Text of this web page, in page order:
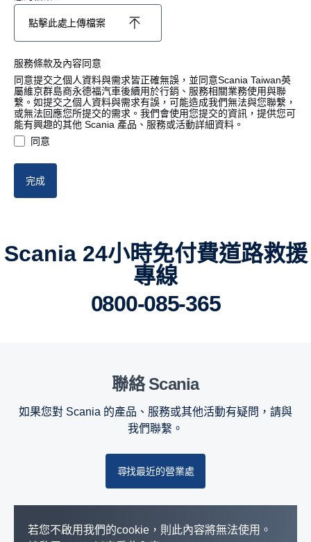
彰化縣
南投縣
雲林縣
嘉義縣
嘉義市
高雄市
澎湖縣
點擊此處上傳檔案
服務條款及內容同意
同意提交之個人資料與需求皆正確無誤，並同意Scania Taiwan英
屬維京群島商永德福汽車後續用於行銷、服務相關業務使用與聯
繫。如提交之個人資料與需求有誤，可能造成我們無法與您聯繫，
或無法回應您所提交的需求。我們會使用您提交的資訊，提供您可
能有興趣的其他 Scania 產品、服務或活動詳細資料。
同意
完成
Scania 24小時免付費道路救援
專線
0800-085-365
聯絡 Scania
如果您對 Scania 的產品、服務或其他活動有疑問，請與
我們聯繫。
尋找最近的營業處
若您不啟用我們的cookie，則此內容將無法使用。